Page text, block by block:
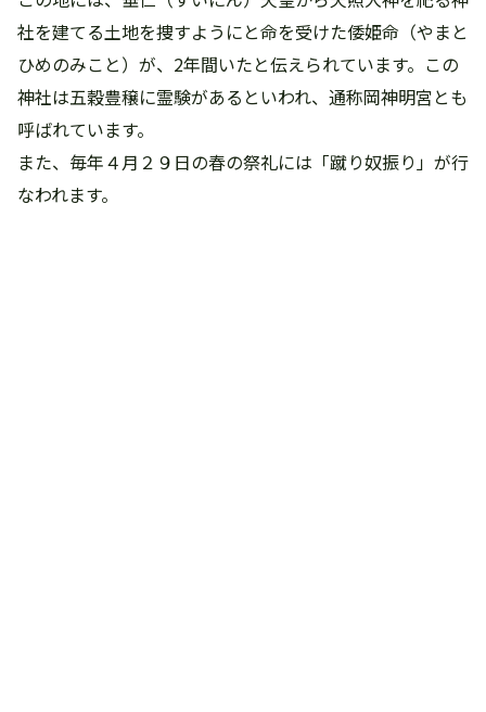
社を建てる土地を捜すようにと命を受けた倭姫命（やまと
ひめのみこと）が、2年間いたと伝えられています。この
神社は五穀豊穣に霊験があるといわれ、通称岡神明宮とも
呼ばれています。
また、毎年４月２９日の春の祭礼には「蹴り奴振り」が行
なわれます。